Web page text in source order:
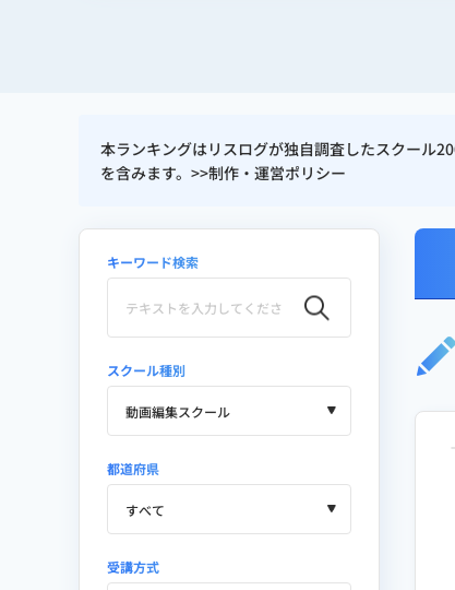
本ランキングはリスログが独自調査したスクール
を含みます。>>制作・運営ポリシー
キーワード検索
スクール種別
都道府県
受講方式